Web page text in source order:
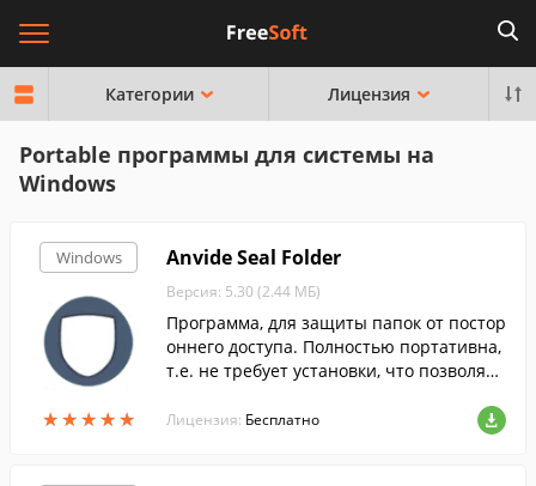
Категории Лицензия
Portable программы для системы на
Windows
Windows
★★★★★
★★★★★
Anvide Seal Folder
Версия: 5.30 (2.44 МБ)
Программа, для защиты папок от постор
оннего доступа. Полностью портативна,
т.е. не требует установки, что позволяет
Лицензия: Бесплатно